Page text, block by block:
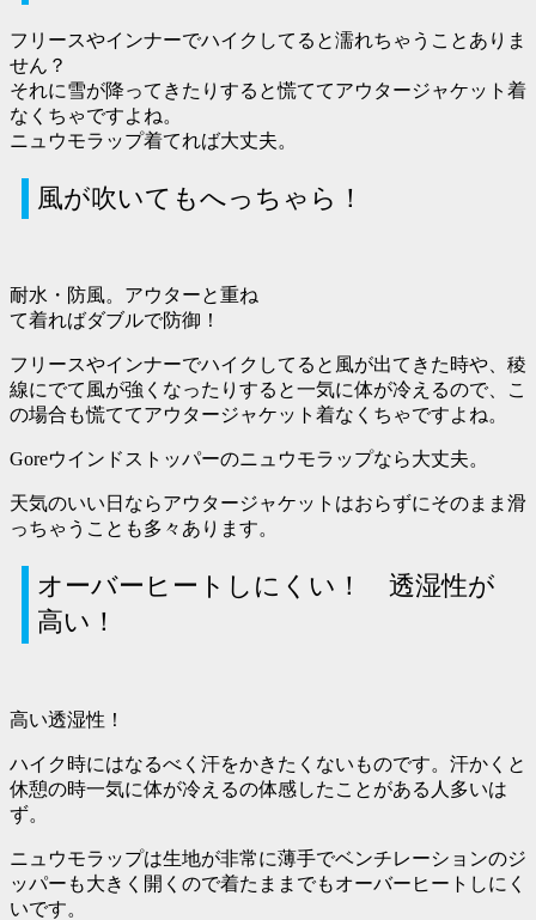
フリースやインナーでハイクしてると濡れちゃうことありま
せん？
それに雪が降ってきたりすると慌ててアウタージャケット着
なくちゃですよね。
ニュウモラップ着てれば大丈夫。
風が吹いてもへっちゃら！
耐水・防風。アウターと重ね
て着ればダブルで防御！
フリースやインナーでハイクしてると風が出てきた時や、稜
線にでて風が強くなったりすると一気に体が冷えるので、こ
の場合も慌ててアウタージャケット着なくちゃですよね。
Goreウインドストッパーのニュウモラップなら大丈夫。
天気のいい日ならアウタージャケットはおらずにそのまま滑
っちゃうことも多々あります。
オーバーヒートしにくい！ 透湿性が
高い！
高い透湿性！
ハイク時にはなるべく汗をかきたくないものです。汗かくと
休憩の時一気に体が冷えるの体感したことがある人多いは
ず。
ニュウモラップは生地が非常に薄手でベンチレーションのジ
ッパーも大きく開くので着たままでもオーバーヒートしにく
いです。